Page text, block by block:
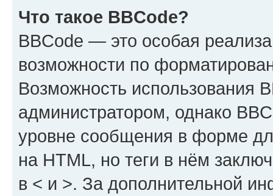
Что такое BBCode?
BBCode — это особая
возможности по
Возможность использования
администратором, однако
уровне сообщения в форме
на HTML, но теги в нём
в < и >. За дополнительной